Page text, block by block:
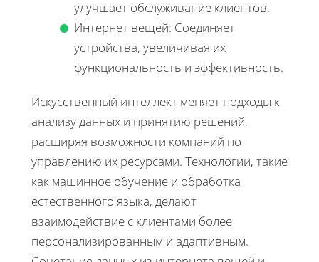
улучшает обслуживание клиентов.
Интернет вещей: Соединяет
устройства, увеличивая их
функциональность и эффективность.
Искусственный интеллект меняет подходы к
анализу данных и принятию решений,
расширяя возможности компаний по
управлению их ресурсами. Технологии, такие
как машинное обучение и обработка
естественного языка, делают
взаимодействие с клиентами более
персонализированным и адаптивным.